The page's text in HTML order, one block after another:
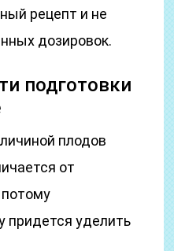
рецепт и не
дозировок.
подготовки
плодов
от
придется уделить